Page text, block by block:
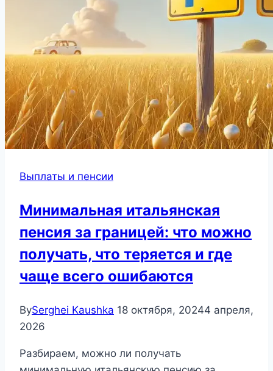
Выплаты и пенсии
Минимальная итальянская
пенсия за границей: что можно
получать, что теряется и где
чаще всего ошибаются
BySerghei Kaushka 18 октября, 20244 апреля,
2026
Разбираем, можно ли получать